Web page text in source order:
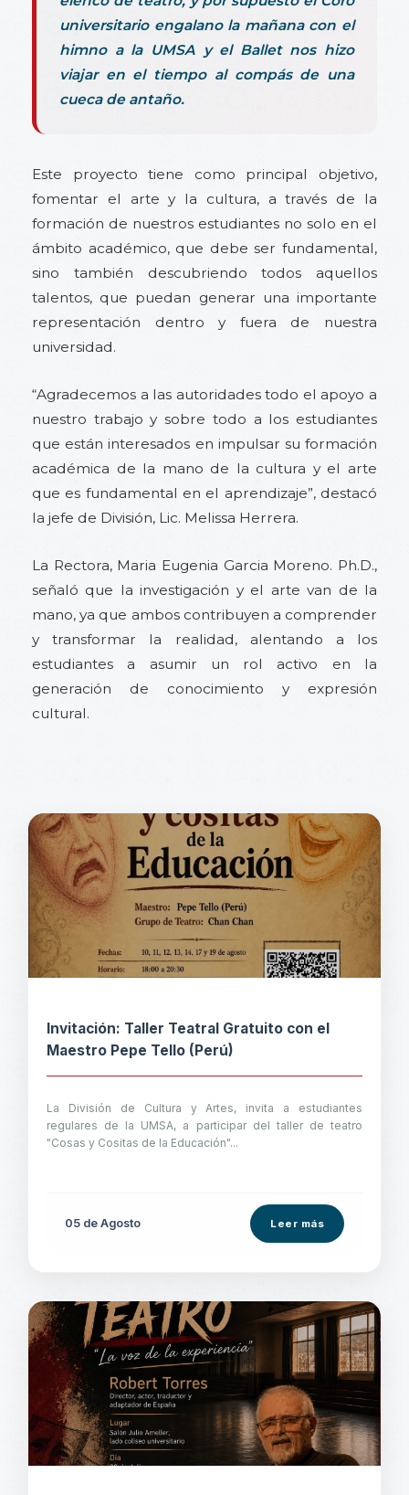
universitario engalano la mañana con el
himno a la UMSA y el Ballet nos hizo
viajar en el tiempo al compás de una
cueca de antaño.
Este proyecto tiene como principal objetivo,
fomentar el arte y la cultura, a través de la
formación de nuestros estudiantes no solo en el
ámbito académico, que debe ser fundamental,
sino también descubriendo todos aquellos
talentos, que puedan generar una importante
representación dentro y fuera de nuestra
universidad.
“Agradecemos a las autoridades todo el apoyo a
nuestro trabajo y sobre todo a los estudiantes
que están interesados en impulsar su formación
académica de la mano de la cultura y el arte
que es fundamental en el aprendizaje”, destacó
la jefe de División, Lic. Melissa Herrera.
La Rectora, Maria Eugenia Garcia Moreno. Ph.D.,
señaló que la investigación y el arte van de la
mano, ya que ambos contribuyen a comprender
y transformar la realidad, alentando a los
estudiantes a asumir un rol activo en la
generación de conocimiento y expresión
cultural.
Invitación: Taller Teatral Gratuito con el
Maestro Pepe Tello (Perú)
La División de Cultura y Artes, invita a estudiantes
regulares de la UMSA, a participar del taller de teatro
"Cosas y Cositas de la Educación"...
05 de Agosto Leer más